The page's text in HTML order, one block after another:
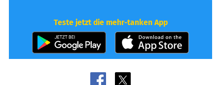
Teste jetzt die mehr-tanken App